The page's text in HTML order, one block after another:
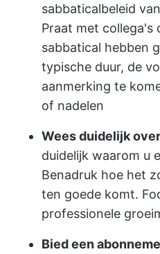
sabbaticalbeleid
Praat met collega's
sabbatical hebben
typische duur, de
aanmerking te
of nadelen
Wees duidelijk
duidelijk waarom u
Benadruk hoe het
ten goede komt.
professionele
Bied een